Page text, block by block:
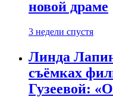
новой драме
3 недели спустя
Линда
съёмках
Гузеевой: